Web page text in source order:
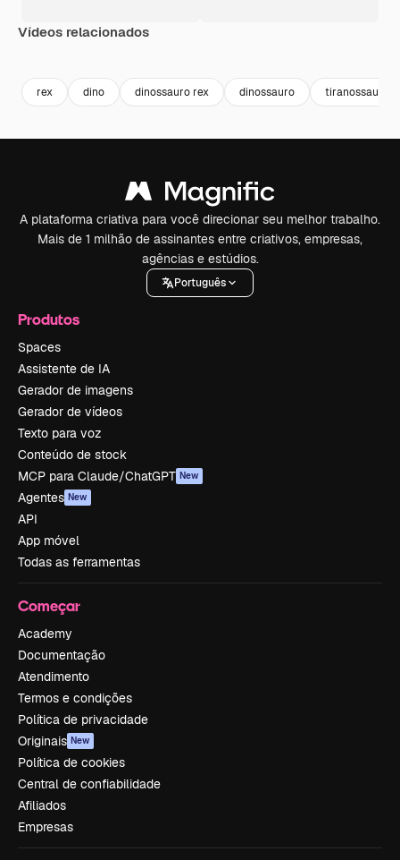
Vídeos relacionados
rex dino dinossauro rex dinossauro tiranossauro
A plataforma criativa para você direcionar seu melhor trabalho.
Mais de 1 milhão de assinantes entre criativos, empresas,
agências e estúdios.
Português
Produtos
Spaces
Assistente de IA
Gerador de imagens
Gerador de vídeos
Texto para voz
Conteúdo de stock
MCP para Claude/ChatGPT New
Agentes New
API
App móvel
Todas as ferramentas
Começar
Academy
Documentação
Atendimento
Termos e condições
Política de privacidade
Originais New
Política de cookies
Central de confiabilidade
Afiliados
Empresas